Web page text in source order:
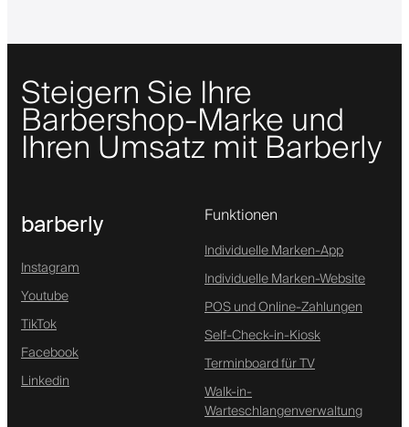
Steigern Sie Ihre
Barbershop-Marke und
Ihren Umsatz mit Barberly
barberly
Instagram
Youtube
TikTok
Facebook
Linkedin
Funktionen
Individuelle Marken-App
Individuelle Marken-Website
POS und Online-Zahlungen
Self-Check-in-Kiosk
Terminboard für TV
Walk-in-
Warteschlangenverwaltung